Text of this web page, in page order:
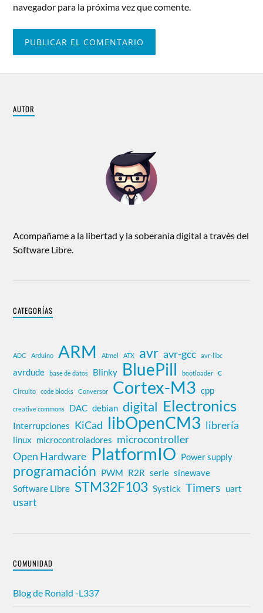
navegador para la próxima vez que comente.
AUTOR
Acompañame a la libertad y la soberanía digital a través del
Software Libre.
CATEGORÍAS
ADC Arduino ARM Atmel ATX avr avr-gcc avr-libc
avrdude base de datos Blinky BluePill bootloader c
Circuito code blocks Conversor Cortex-M3 cpp
creative commons DAC debian digital Electronics
Interrupciones KiCad libOpenCM3 librería
linux microcontroladores microcontroller
Open Hardware PlatformIO Power supply
programación PWM R2R serie sinewave
Software Libre STM32F103 Systick Timers uart
usart
COMUNIDAD
Blog de Ronald -L337